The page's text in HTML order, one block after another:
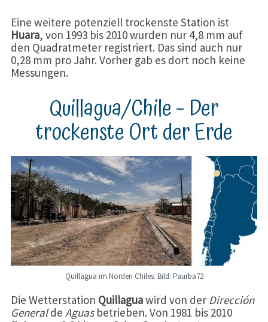
Eine weitere potenziell trockenste Station ist
Huara, von 1993 bis 2010 wurden nur 4,8 mm auf
den Quadratmeter registriert. Das sind auch nur
0,28 mm pro Jahr. Vorher gab es dort noch keine
Messungen.
Quillagua/Chile – Der
trockenste Ort der Erde
Quillagua im Norden Chiles. Bild: Paurba72
Die Wetterstation Quillaguawird von der Dirección
Generalde Aguas betrieben. Von 1981 bis 2010